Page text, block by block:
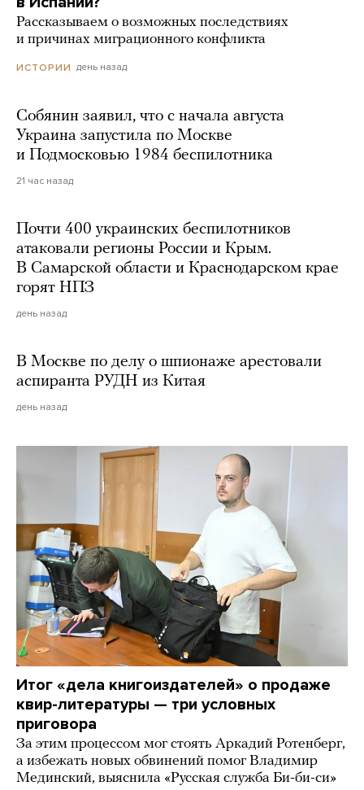
Рассказываем о возможных последствиях
и причинах миграционного конфликта
ИСТОРИИ день назад
Собянин заявил, что с начала августа
Украина запустила по Москве
и Подмосковью 1984 беспилотника
21 час назад
Почти 400 украинских беспилотников
атаковали регионы России и Крым.
В Самарской области и Краснодарском крае
горят НПЗ
день назад
В Москве по делу о шпионаже арестовали
аспиранта РУДН из Китая
день назад
Итог «дела книгоиздателей» о продаже
квир-литературы — три условных
приговора
За этим процессом мог стоять Аркадий Ротенберг,
а избежать новых обвинений помог Владимир
Мединский, выяснила «Русская служба Би-би-си»